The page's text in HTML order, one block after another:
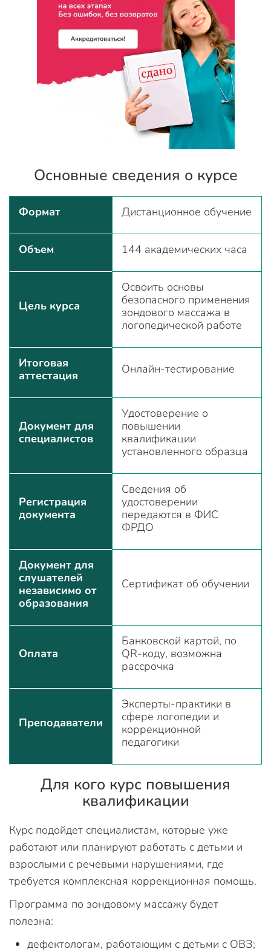
Основные сведения о курсе
Формат Дистанционное обучение
Объем 144 академических часа
Цель курса
Освоить основы
безопасного применения
зондового массажа в
логопедической работе
Итоговая
аттестация
Онлайн-тестирование
Документ для
специалистов
Удостоверение о
повышении
квалификации
установленного образца
Регистрация
документа
Сведения об
удостоверении
передаются в ФИС
ФРДО
Документ для
слушателей
независимо от
образования
Сертификат об обучении
Оплата
Банковской картой, по
QR-коду, возможна
рассрочка
Преподаватели
Эксперты-практики в
сфере логопедии и
коррекционной
педагогики
Для кого курс повышения
квалификации
Курс подойдет специалистам, которые уже
работают или планируют работать с детьми и
взрослыми с речевыми нарушениями, где
требуется комплексная коррекционная помощь.
Программа по зондовому массажу будет
полезна:
дефектологам, работающим с детьми с ОВЗ;